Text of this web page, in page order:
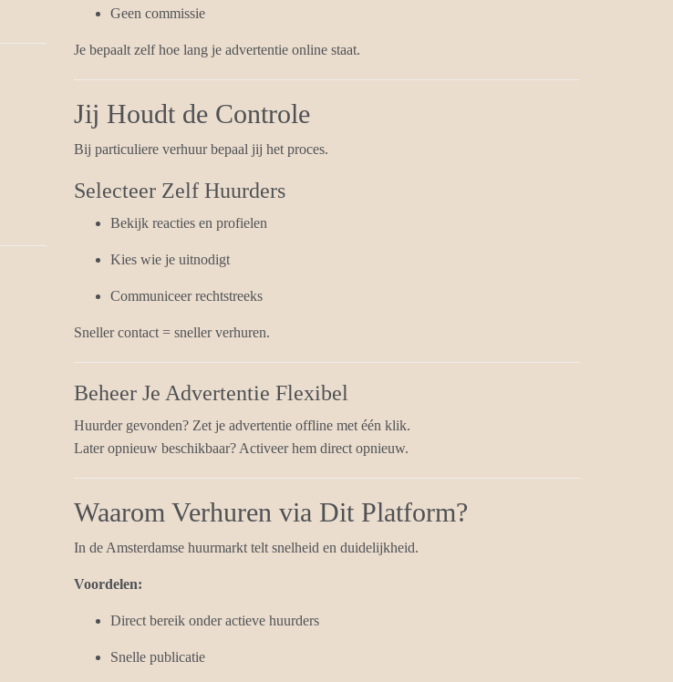
Geen commissie
Je bepaalt zelf hoe lang je advertentie online staat.
Jij Houdt de Controle
Bij particuliere verhuur bepaal jij het proces.
Selecteer Zelf Huurders
Bekijk reacties en profielen
Kies wie je uitnodigt
Communiceer rechtstreeks
Sneller contact = sneller verhuren.
Beheer Je Advertentie Flexibel
Huurder gevonden? Zet je advertentie offline met één klik.
Later opnieuw beschikbaar? Activeer hem direct opnieuw.
Waarom Verhuren via Dit Platform?
In de Amsterdamse huurmarkt telt snelheid en duidelijkheid.
Voordelen:
Direct bereik onder actieve huurders
Snelle publicatie